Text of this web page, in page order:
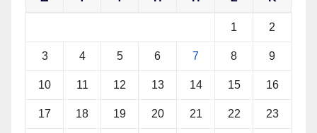
1 2
3 4 5 6 7 8 9
10 11 12 13 14 15 16
17 18 19 20 21 22 23